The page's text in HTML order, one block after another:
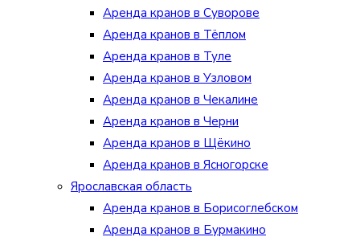
Аренда кранов в Суворове
Аренда кранов в Тёплом
Аренда кранов в Туле
Аренда кранов в Узловом
Аренда кранов в Чекалине
Аренда кранов в Черни
Аренда кранов в Щёкино
Аренда кранов в Ясногорске
Ярославская область
Аренда кранов в Борисоглебском
Аренда кранов в Бурмакино